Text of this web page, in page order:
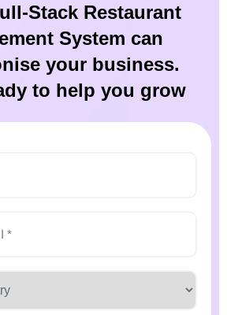
Stack Restaurant
System can
your business.
to help you grow.